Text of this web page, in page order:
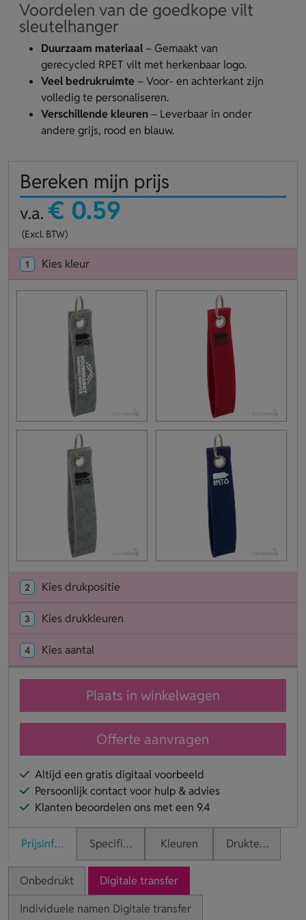
Voordelen van de goedkope vilt
sleutelhanger
Duurzaam materiaal– Gemaakt van
gerecycled RPET vilt met herkenbaar logo.
Veel bedrukruimte– Voor- en achterkant zijn
volledig te personaliseren.
Verschillende kleuren– Leverbaar in onder
andere grijs, rood en blauw.
Bereken mijn prijs
v.a. € 0.59
(Excl. BTW)
1 Kies kleur
2 Kies drukpositie
3 Kies drukkleuren
4 Kies aantal
Plaats in winkelwagen
Offerte aanvragen
Altijd een gratis digitaal voorbeeld
Persoonlijk contact voor hulp & advies
Klanten beoordelen ons met een 9.4
PrijsinformatieSpecificaties Kleuren Druktechnieken
Onbedrukt
Digitale transfer
Individuele namen Digitale transfer